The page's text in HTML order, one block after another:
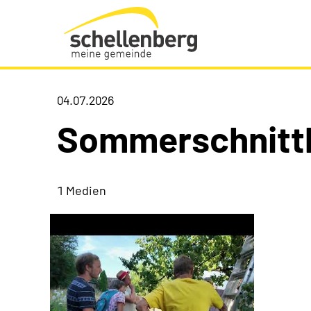
Gemeinde Schellenberg Startseite
04.07.2026
1 Medien